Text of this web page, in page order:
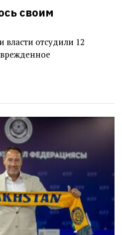
своим
отсудили 12